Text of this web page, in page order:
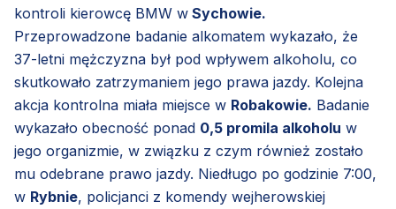
kontroli kierowcę BMW w Sychowie.
Przeprowadzone badanie alkomatem wykazało, że
37-letni mężczyzna był pod wpływem alkoholu, co
skutkowało zatrzymaniem jego prawa jazdy. Kolejna
akcja kontrolna miała miejsce w Robakowie. Badanie
wykazało obecność ponad 0,5 promila alkoholu w
jego organizmie, w związku z czym również zostało
mu odebrane prawo jazdy. Niedługo po godzinie 7:00,
w Rybnie, policjanci z komendy wejherowskiej